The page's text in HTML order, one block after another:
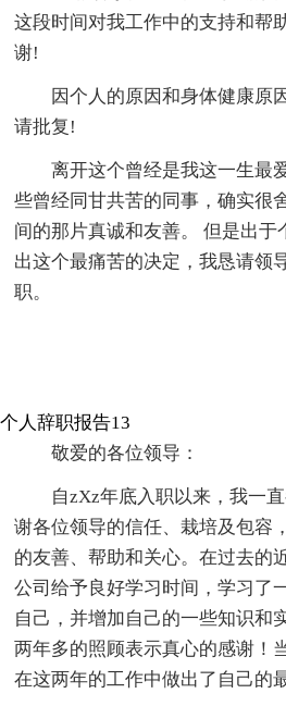
这段时间对我工作中的支持和帮
谢!
因个人的原因和身体健康原
请批复!
离开这个曾经是我这一生最
些曾经同甘共苦的同事，确实很
间的那片真诚和友善。 但是出于
出这个最痛苦的决定，我恳请领
职。
个人辞职报告13
敬爱的各位领导：
自zXz年底入职以来，我一
谢各位领导的信任、栽培及包容
的友善、帮助和关心。在过去的
公司给予良好学习时间，学习了
自己，并增加自己的一些知识和
两年多的照顾表示真心的感谢！
在这两年的工作中做出了自己的